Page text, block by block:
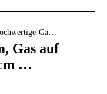
Ga…
Gas auf
…